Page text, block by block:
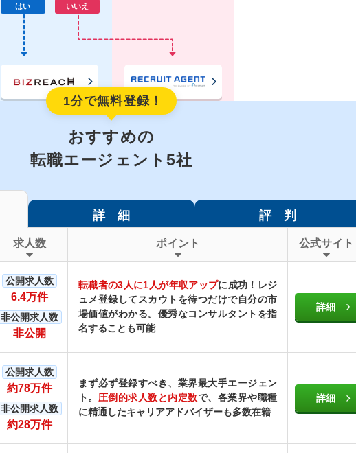
はい いいえ
1分で無料登録！
おすすめの
転職エージェント5社
詳 細 評 判
求人数 ポイント 公式サイト
公開求人数
6.4万件
非公開求人数
非公開
転職者の3人に1人が年収アップに成功！レジ
ュメ登録してスカウトを待つだけで自分の市
場価値がわかる。優秀なコンサルタントを指
名することも可能
詳細
公開求人数
約78万件
非公開求人数
約28万件
まず必ず登録すべき、業界最大手エージェン
ト。 圧倒的求人数と内定数で、各業界や職種
に精通したキャリアアドバイザーも多数在籍
詳細